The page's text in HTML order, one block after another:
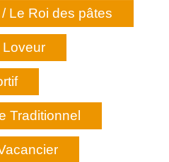
Le Roi des pâtes
Loveur
Traditionnel